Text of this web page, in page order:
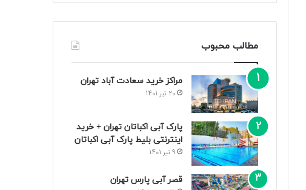
مطالب محبوب
مراکز خرید سعادت‌ آباد تهران
20 تیر 1401
پارک آبی اکباتان تهران + خرید
اینترنتی بلیط پارک آبی اکباتان
9 تیر 1401
قصر آبی پارس تهران